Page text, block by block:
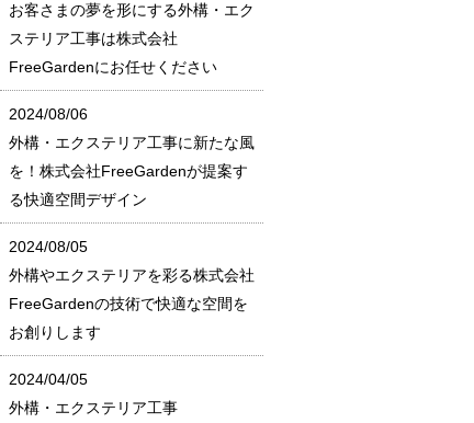
お客さまの夢を形にする外構・エク
ステリア工事は株式会社
FreeGardenにお任せください
2024/08/06
外構・エクステリア工事に新たな風
を！株式会社FreeGardenが提案す
る快適空間デザイン
2024/08/05
外構やエクステリアを彩る株式会社
FreeGardenの技術で快適な空間を
お創りします
2024/04/05
外構・エクステリア工事